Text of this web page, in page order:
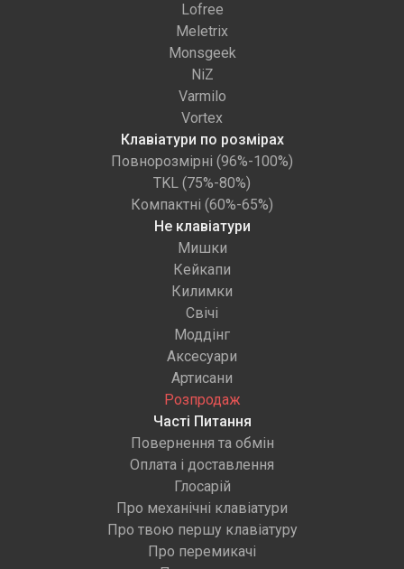
Lofree
Meletrix
Monsgeek
NiZ
Varmilo
Vortex
Клавіатури по розмірах
Повнорозмірні (96%-100%)
TKL (75%-80%)
Компактні (60%-65%)
Не клавіатури
Мишки
Кейкапи
Килимки
Свічі
Моддінг
Аксесуари
Артисани
Розпродаж
Часті Питання
Повернення та обмін
Оплата і доставлення
Глосарій
Про механічні клавіатури
Про твою першу клавіатуру
Про перемикачі